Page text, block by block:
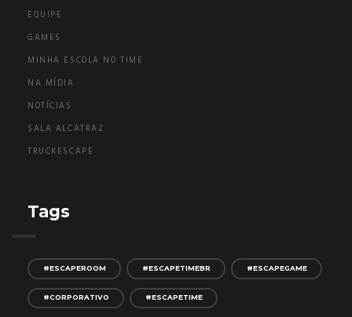
EQUIPE
GAMES
MINHA ESCOLA NO TIME
NA MÍDIA
NOTÍCIAS
SALA ALCATRAZ
TRUCKESCAPE
Tags
#ESCAPEROOM #ESCAPETIMEBR #ESCAPEGAME
#CORPORATIVO #ESCAPETIME